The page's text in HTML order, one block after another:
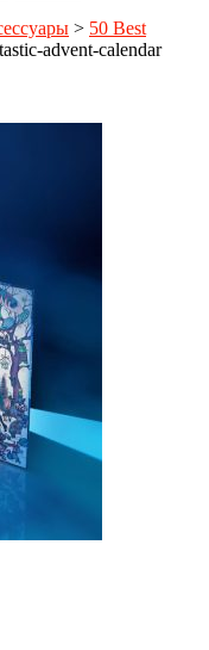
> 50 Best
advent-calendar